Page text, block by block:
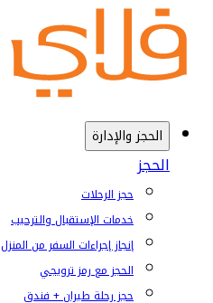
الحجز والإدارة
الحجز
حجز الرحلات
خدمات الإستقبال والترحيب
إنجاز إجراءات السفر من المنزل
الحجز مع رمز ترويجي
حجز رحلة طيران + فندق